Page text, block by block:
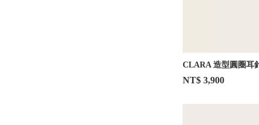
CLARA 造型圓圈耳
NT$ 3,900